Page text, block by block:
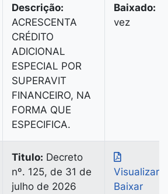
Descrição:
ACRESCENTA
CRÉDITO
ADICIONAL
ESPECIAL POR
SUPERAVIT
FINANCEIRO, NA
FORMA QUE
ESPECIFICA.
Baixado:
vez
Titulo: Decreto
nº. 125, de 31 de
julho de 2026
Visualizar
Baixar